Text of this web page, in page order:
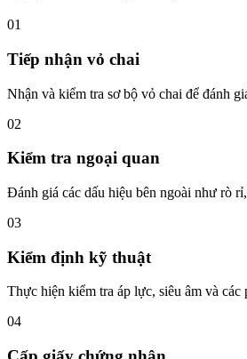
01
Tiếp nhận vỏ chai
Nhận và kiểm tra sơ bộ vỏ chai để đánh
02
Kiểm tra ngoại quan
Đánh giá các dấu hiệu bên ngoài như rò
03
Kiểm định kỹ thuật
Thực hiện kiểm tra áp lực, siêu âm và
04